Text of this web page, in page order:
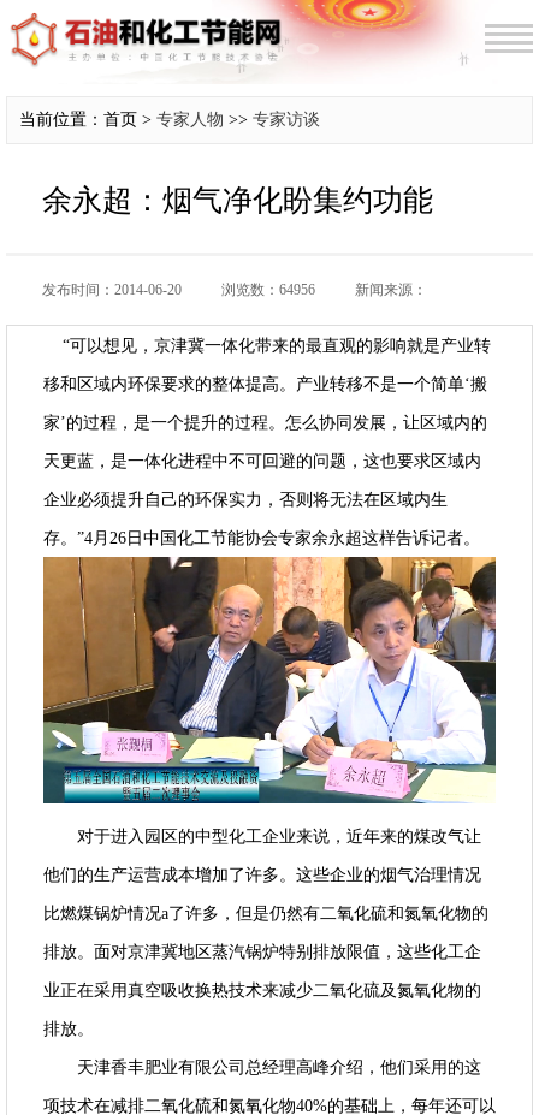
当前位置：首页 > 专家人物 >> 专家访谈
余永超：烟气净化盼集约功能
发布时间：2014-06-20 浏览数：64956 新闻来源：
“可以想见，京津冀一体化带来的最直观的影响就是产业转
移和区域内环保要求的整体提高。产业转移不是一个简单‘搬
家’的过程，是一个提升的过程。怎么协同发展，让区域内的
天更蓝，是一体化进程中不可回避的问题，这也要求区域内
企业必须提升自己的环保实力，否则将无法在区域内生
存。”4月26日中国化工节能协会专家余永超这样告诉记者。
对于进入园区的中型化工企业来说，近年来的煤改气让
他们的生产运营成本增加了许多。这些企业的烟气治理情况
比燃煤锅炉情况a了许多，但是仍然有二氧化硫和氮氧化物的
排放。面对京津冀地区蒸汽锅炉特别排放限值，这些化工企
业正在采用真空吸收换热技术来减少二氧化硫及氮氧化物的
排放。
天津香丰肥业有限公司总经理高峰介绍，他们采用的这
项技术在减排二氧化硫和氮氧化物40%的基础上，每年还可以